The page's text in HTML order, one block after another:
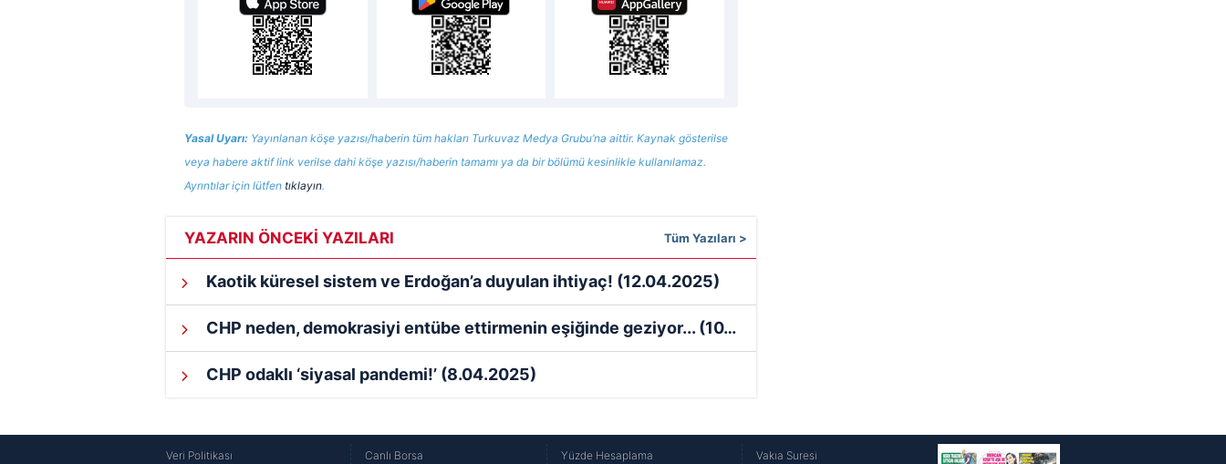
Yasal Uyarı: Yayınlanan köşe yazısı/haberin tüm hakları Turkuvaz Medya Grubu’na aittir. Kaynak gösterilse
veya habere aktif link verilse dahi köşe yazısı/haberin tamamı ya da bir bölümü kesinlikle kullanılamaz.
Ayrıntılar için lütfen tıklayın.
YAZARIN ÖNCEKİ YAZILARI Tüm Yazıları >
Kaotik küresel sistem ve Erdoğan’a duyulan ihtiyaç! (12.04.2025)
CHP neden, demokrasiyi entübe ettirmenin eşiğinde geziyor... (10.04.2025)
CHP odaklı ‘siyasal pandemi!’ (8.04.2025)
Veri Politikası
Canlı Borsa
Yüzde Hesaplama
Vakıa Suresi